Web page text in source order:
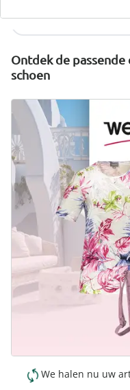
Ontdek de
schoen
We halen nu uw